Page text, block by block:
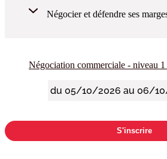
Négocier et défendre ses
Négociation commerciale - niveau 1
S'inscrire